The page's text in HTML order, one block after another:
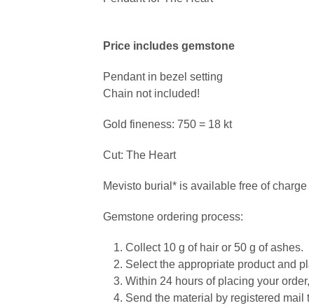
Price includes gemstone
Pendant in bezel setting
Chain not included!
Gold fineness: 750 = 18 kt
Cut: The Heart
Mevisto burial* is available free of
Gemstone ordering process:
Collect 10 g of hair or 50 g of ashes.
Select the appropriate product and
Within 24 hours of placing your
Send the material by registered mail